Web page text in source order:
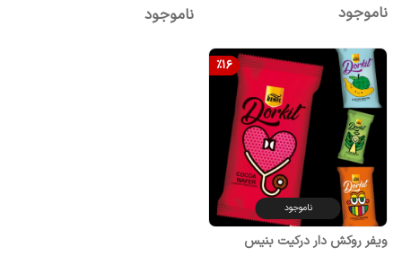
ناموجود ناموجود
%16
ناموجود
ویفر روکش دار درکیت بنیس